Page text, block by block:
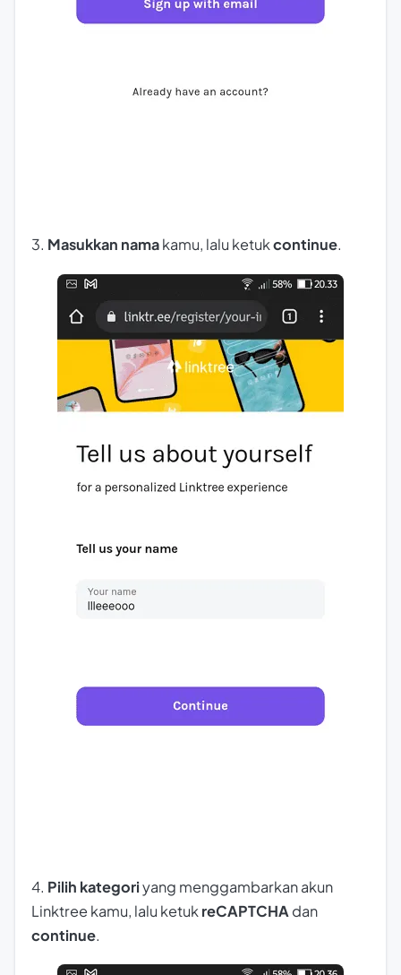
3. Masukkan namakamu, lalu ketukcontinue.
4. Pilih kategoriyang menggambarkan akun
Linktree kamu, lalu ketuk reCAPTCHA dan
continue.